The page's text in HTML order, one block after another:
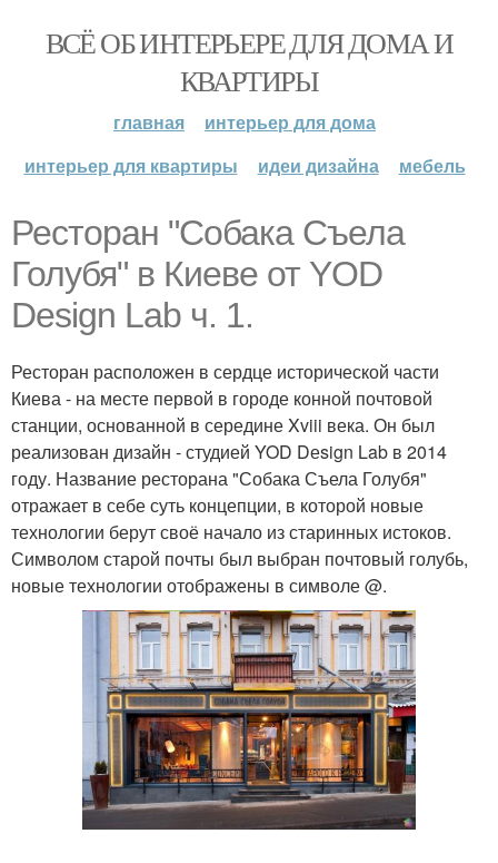
ВСЁ ОБ ИНТЕРЬЕРЕ ДЛЯ ДОМА И
КВАРТИРЫ
главная
интерьер для дома
интерьер для квартиры
идеи дизайна мебель
Ресторан "Собака Съела
Голубя" в Киеве от YOD
Dеsign Lab ч. 1.
Ресторан расположен в сердце исторической части
Киева - на месте первой в городе конной почтовой
станции, основанной в середине Xviii века. Он был
реализован дизайн - студией YOD Dеsign Lab в 2014
году. Название ресторана "Собака Съела Голубя"
отражает в себе суть концепции, в которой новые
технологии берут своё начало из старинных истоков.
Символом старой почты был выбран почтовый голубь,
новые технологии отображены в символе @.